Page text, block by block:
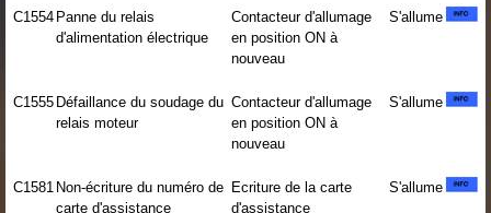
C1554 Panne du relais
d'alimentation électrique
Contacteur d'allumage
en position ON à
nouveau
S'allume
C1555 Défaillance du soudage du
relais moteur
Contacteur d'allumage
en position ON à
nouveau
S'allume
C1581 Non-écriture du numéro de
carte d'assistance
Ecriture de la carte
d'assistance
S'allume